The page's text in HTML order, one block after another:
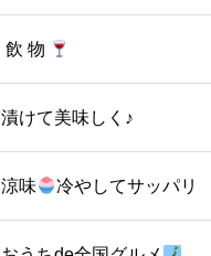
飲 物
漬けて美味しく♪
涼味 冷やしてサッパリ